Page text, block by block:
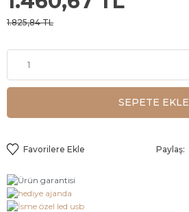
1.825,84 TL
SEPETE EKLE
Paylaş: